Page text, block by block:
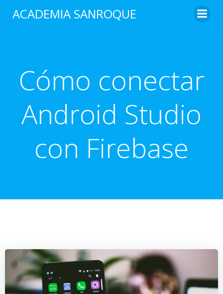
al
ACADEMIA SANROQUE
Cómo conectar
Android Studio
con Firebase